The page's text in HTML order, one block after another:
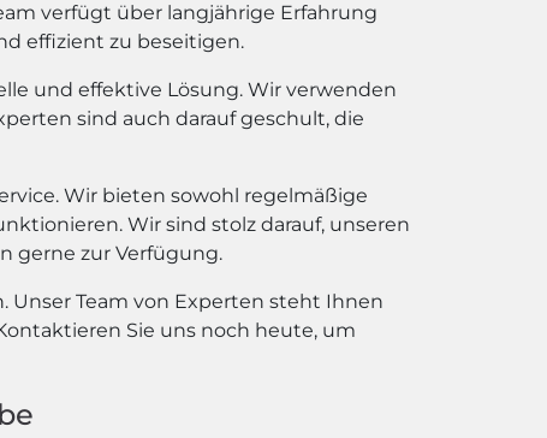
verfügt über langjährige Erfahrung
effizient zu beseitigen.
und effektive Lösung. Wir verwenden
sind auch darauf geschult, die
Wir bieten sowohl regelmäßige
Wir sind stolz darauf, unseren
gerne zur Verfügung.
Team von Experten steht Ihnen
Sie uns noch heute, um